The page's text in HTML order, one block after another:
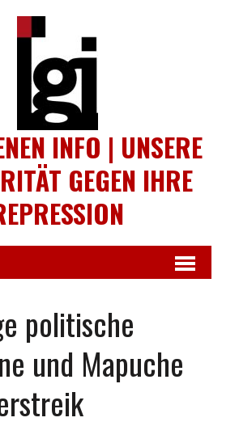
INFO | UNSERE
GEGEN IHRE
politische
und Mapuche